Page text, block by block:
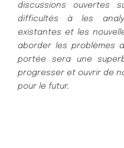
discussions ouvertes
difficultés à les
existantes et les
aborder les problèmes
portée sera une
progresser et ouvrir de
pour le futur.